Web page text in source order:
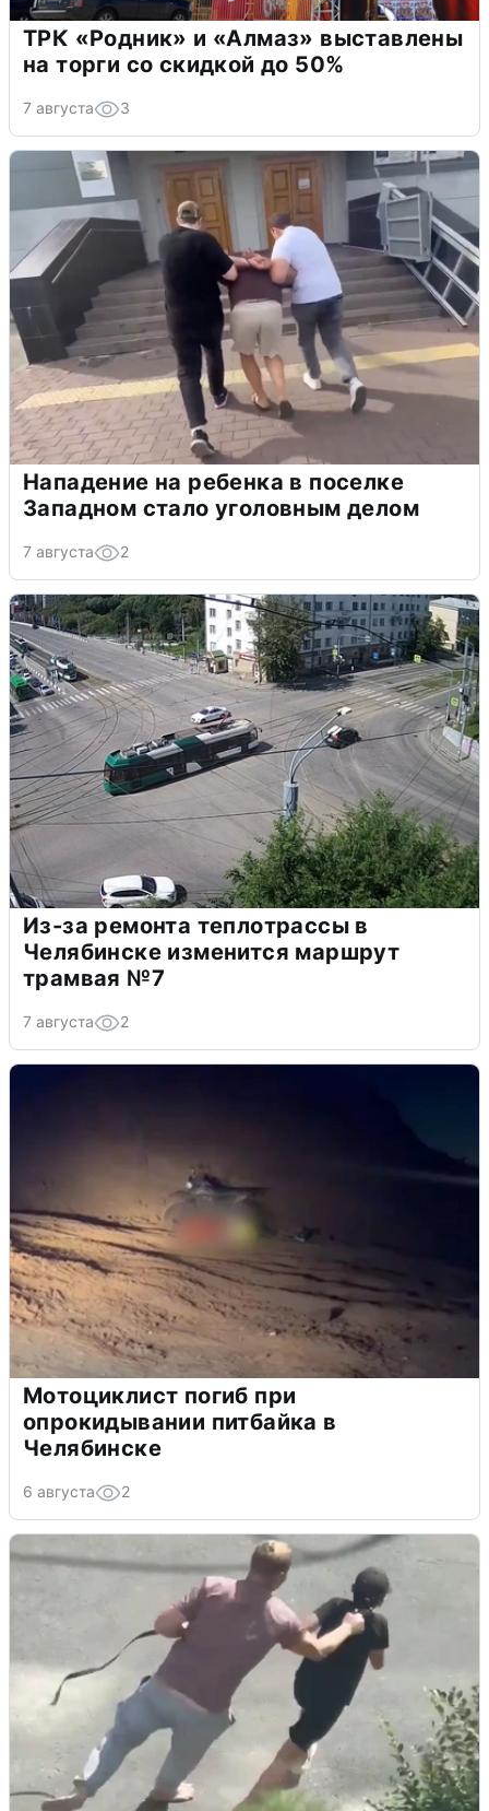
ТРК «Родник» и «Алмаз» выставлены
на торги со скидкой до 50%
7 августа 3
Нападение на ребенка в поселке
Западном стало уголовным делом
7 августа 2
Из-за ремонта теплотрассы в
Челябинске изменится маршрут
трамвая №7
7 августа 2
Мотоциклист погиб при
опрокидывании питбайка в
Челябинске
6 августа 2